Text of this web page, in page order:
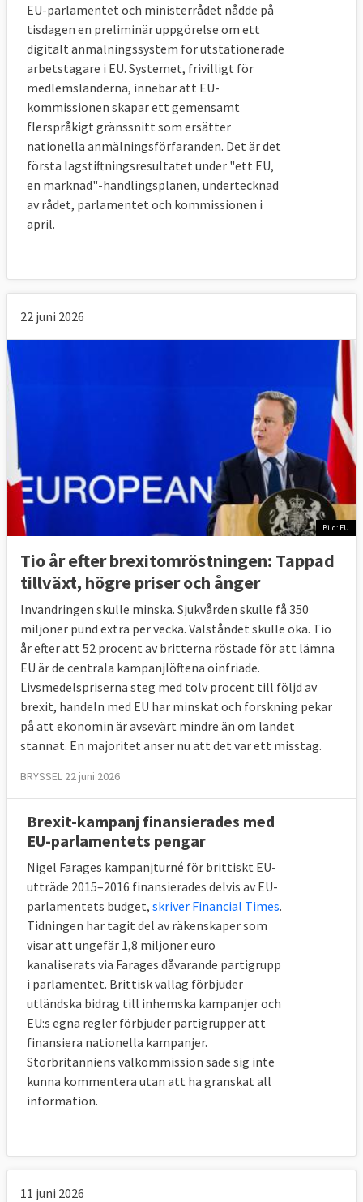
EU-parlamentet och ministerrådet nådde på
tisdagen en preliminär uppgörelse om ett
digitalt anmälningssystem för utstationerade
arbetstagare i EU. Systemet, frivilligt för
medlemsländerna, innebär att EU-
kommissionen skapar ett gemensamt
flerspråkigt gränssnitt som ersätter
nationella anmälningsförfaranden. Det är det
första lagstiftningsresultatet under "ett EU,
en marknad"-handlingsplanen, undertecknad
av rådet, parlamentet och kommissionen i
april.
22 juni 2026
Bild: EU
Tio år efter brexitomröstningen: Tappad
tillväxt, högre priser och ånger
Invandringen skulle minska. Sjukvården skulle få 350
miljoner pund extra per vecka. Välståndet skulle öka. Tio
år efter att 52 procent av britterna röstade för att lämna
EU är de centrala kampanjlöftena oinfriade.
Livsmedelspriserna steg med tolv procent till följd av
brexit, handeln med EU har minskat och forskning pekar
på att ekonomin är avsevärt mindre än om landet
stannat. En majoritet anser nu att det var ett misstag.
BRYSSEL 22 juni 2026
Brexit-kampanj finansierades med
EU-parlamentets pengar
Nigel Farages kampanjturné för brittiskt EU-
utträde 2015–2016 finansierades delvis av EU-
parlamentets budget, skriver Financial Times.
Tidningen har tagit del av räkenskaper som
visar att ungefär 1,8 miljoner euro
kanaliserats via Farages dåvarande partigrupp
i parlamentet. Brittisk vallag förbjuder
utländska bidrag till inhemska kampanjer och
EU:s egna regler förbjuder partigrupper att
finansiera nationella kampanjer.
Storbritanniens valkommission sade sig inte
kunna kommentera utan att ha granskat all
information.
11 juni 2026